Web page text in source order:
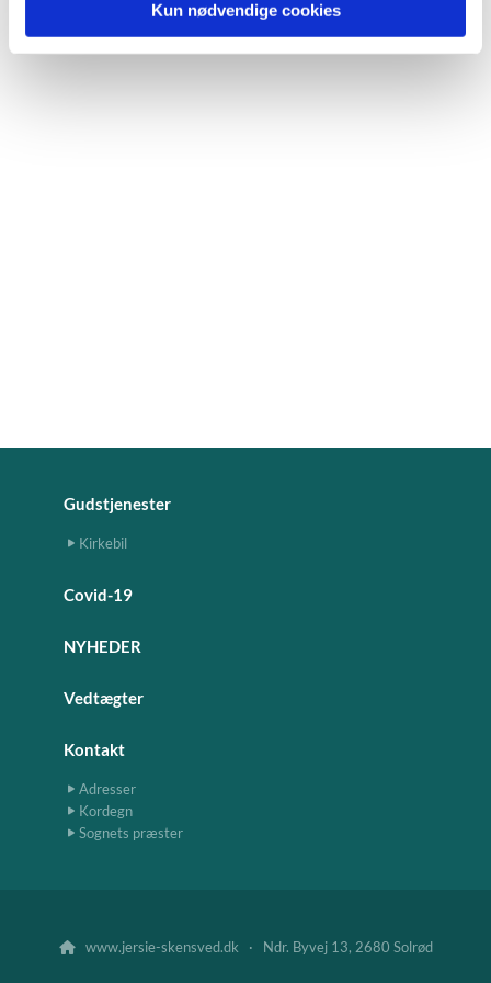
Kun nødvendige cookies
Gudstjenester
Kirkebil
Covid-19
NYHEDER
Vedtægter
Kontakt
Adresser
Kordegn
Sognets præster
www.jersie-skensved.dk · Ndr. Byvej 13, 2680 Solrød